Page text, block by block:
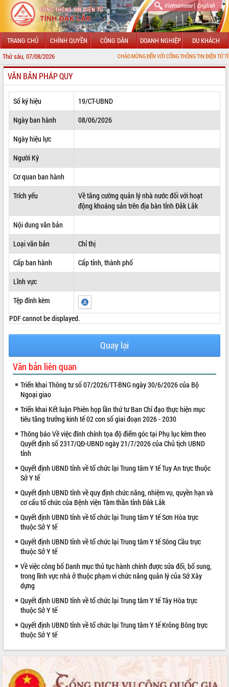
Vietnamese| English
TRANG CHỦ CHÍNH QUYỀN CÔNG DÂN DOANH NGHIỆP DU KHÁCH
Thứ sáu, 07/08/2026 CHÀO MỪNG ĐẾN VỚI CỔNG THÔNG TIN ĐIỆN TỬ TỈNH ĐẮK LẮK
GIỚI THIỆU
LÃNH ĐẠO UBND TỈNH
TIN TỨC SỰ KIỆN
SỞ, BAN, NGÀNH
UBND CÁC XÃ, PHƯỜNG
THÔNG TIN CHỈ ĐẠO ĐIỀU HÀNH
HỆ THỐNG VĂN BẢN
VĂN BẢN HĐND TỈNH
ĐIỂM TIN VĂN BẢN
QUY HOẠCH - KẾ HOẠCH
VIDEO
Hội nghị UBND tỉnh Đắk Lắk thường kỳ
tháng 7/2026
Lễ truy tặng danh hiệu “Bà Mẹ Việt
Nam Anh hùng” và trao Huân chương
Lao động
UBND tỉnh Đắk Lắk triển khai nhiệm
vụ 6 tháng cuối năm 2026
Kỳ họp thứ Hai, Hội đồng nhân dân
quan trọng
ALBUM ẢNH
VĂN BẢN PHÁP QUY
Số ký hiệu
19/CT-UBND
Ngày ban hành
08/06/2026
Ngày hiệu lực
Người Ký
Cơ quan ban hành
Trích yếu
Về tăng cường quản lý nhà nước đối với hoạt
động khoáng sản trên địa bàn tỉnh Đắk Lắk
Nội dung văn bản
Loại văn bản
Chỉ thị
Cấp ban hành
Cấp tỉnh, thành phố
Lĩnh vực
Tệp đính kèm
PDF cannot be displayed.
Quay lại
Văn bản liên quan
Triển khai Thông tư số 07/2026/TT-BNG ngày 30/6/2026 của Bộ
Ngoại giao
Triển khai Kết luận Phiên họp lần thứ tư Ban Chỉ đạo thực hiện mục
tiêu tăng trưởng kinh tế 02 con số giai đoạn 2026 - 2030
Thông báo Về việc đính chính tọa độ điểm góc tại Phụ lục kèm theo
Quyết định số 2317/QĐ-UBND ngày 21/7/2026 của Chủ tịch UBND
tỉnh
Quyết định UBND tỉnh về tổ chức lại Trung tâm Y tế Tuy An trực thuộc
Sở Y tế
Quyết định UBND tỉnh về quy định chức năng, nhiệm vụ, quyền hạn và
cơ cấu tổ chức của Bệnh viện Tâm thần tỉnh Đắk Lắk
Quyết định UBND tỉnh về tổ chức lại Trung tâm Y tế Sơn Hòa trực
thuộc Sở Y tế
Quyết định UBND tỉnh về tổ chức lại Trung tâm Y tế Sông Cầu trực
thuộc Sở Y tế
Về việc công bố Danh mục thủ tục hành chính được sửa đổi, bổ sung,
trong lĩnh vực nhà ở thuộc phạm vi chức năng quản lý của Sở Xây
dựng
Quyết định UBND tỉnh về tổ chức lại Trung tâm Y tế Tây Hòa trực
thuộc Sở Y tế
Quyết định UBND tỉnh về tổ chức lại Trung tâm Y tế Krông Bông trực
thuộc Sở Y tế